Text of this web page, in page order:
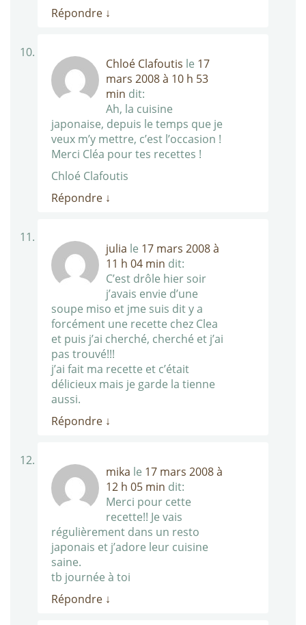
Répondre ↓
Chloé Clafoutis le 17
mars 2008 à 10 h 53
min dit:
Ah, la cuisine
japonaise, depuis le temps que je
veux m’y mettre, c’est l’occasion !
Merci Cléa pour tes recettes !
Chloé Clafoutis
Répondre ↓
julia le 17 mars 2008 à
11 h 04 min dit:
C’est drôle hier soir
j’avais envie d’une
soupe miso et jme suis dit y a
forcément une recette chez Clea
et puis j’ai cherché, cherché et j’ai
pas trouvé!!!
j’ai fait ma recette et c’était
délicieux mais je garde la tienne
aussi.
Répondre ↓
mika le 17 mars 2008 à
12 h 05 min dit:
Merci pour cette
recette!! Je vais
régulièrement dans un resto
japonais et j’adore leur cuisine
saine.
tb journée à toi
Répondre ↓